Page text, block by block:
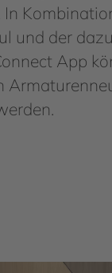
und der
App